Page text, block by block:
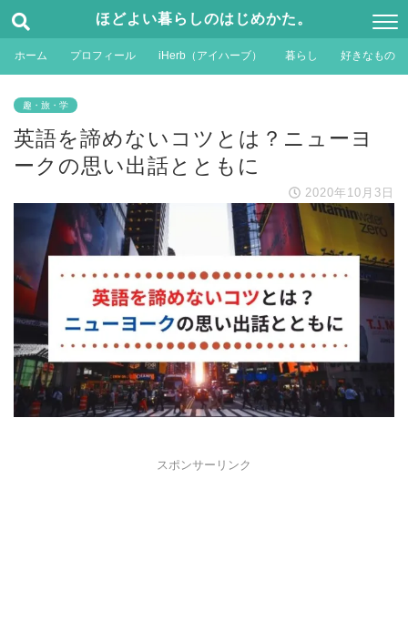
ほどよい暮らしのはじめかた。
ホーム プロフィール iHerb（アイハーブ） 暮らし 好きなもの
趣・旅・学
英語を諦めないコツとは？ニューヨ
ークの思い出話とともに
2020年10月3日
スポンサーリンク